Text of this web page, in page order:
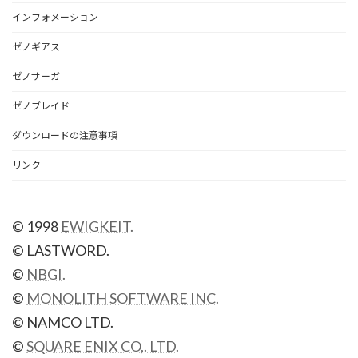
インフォメーション
ゼノギアス
ゼノサーガ
ゼノブレイド
ダウンロードの注意事項
リンク
© 1998 EWIGKEIT.
© LASTWORD.
© NBGI.
© MONOLITH SOFTWARE INC.
© NAMCO LTD.
©SQUARE ENIX CO,. LTD.